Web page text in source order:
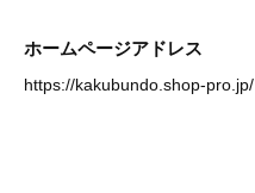
ホームページアドレス
https://kakubundo.shop-pro.jp/